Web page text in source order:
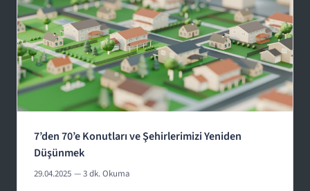
7’den 70’e Konutları ve Şehirlerimizi Yeniden
Düşünmek
29.04.2025 — 3 dk. Okuma